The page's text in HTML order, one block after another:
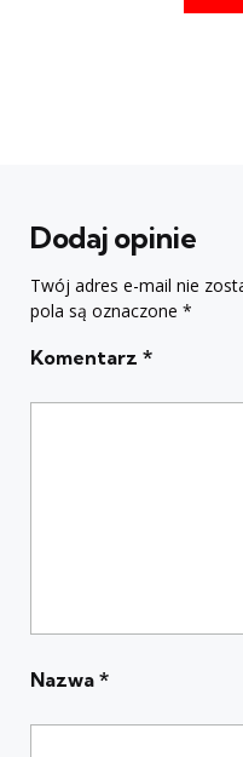
Dodaj opinie
Twój adres e-mail nie
pola są oznaczone *
Komentarz *
Nazwa *